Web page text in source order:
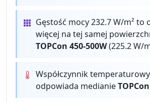
Gęstość mocy 232.7 W/m² to
więcej na tej samej
TOPCon 450-500W(225.2 W/
Współczynnik temperaturowy
odpowiada medianie